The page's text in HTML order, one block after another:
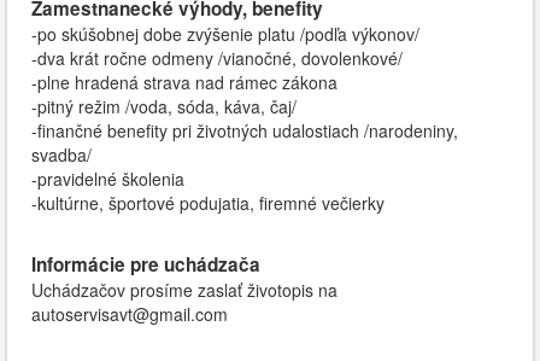
Zamestnanecké výhody, benefity
-po skúšobnej dobe zvýšenie platu /podľa výkonov/
-dva krát ročne odmeny /vianočné, dovolenkové/
-plne hradená strava nad rámec zákona
-pitný režim /voda, sóda, káva, čaj/
-finančné benefity pri životných udalostiach /narodeniny,
svadba/
-pravidelné školenia
-kultúrne, športové podujatia, firemné večierky
Informácie pre uchádzača
Uchádzačov prosíme zaslať životopis na
autoservisavt@gmail.com